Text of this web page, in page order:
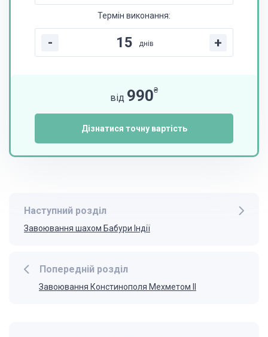
Термін виконання:
- днів +
від 990₴
Дізнатися точну вартість
Попередній розділ
Завоювання Констинополя Мехметом ІІ
Наступний розділ
Завоювання шахом Бабури Індії